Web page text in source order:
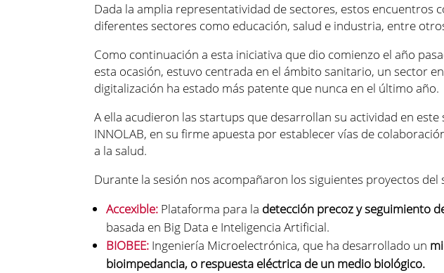
Dada la amplia representatividad de sectores, estos encuentros
diferentes sectores como educación, salud e industria, entre
Como continuación a esta iniciativa que dio comienzo el año
esta ocasión, estuvo centrada en el ámbito sanitario, un sector
digitalización ha estado más patente que nunca en el último año.
A ella acudieron las startups que desarrollan su actividad en
INNOLAB, en su firme apuesta por establecer vías de
a la salud.
Durante la sesión nos acompañaron los siguientes proyectos del
Accexible: Plataforma para la detección precoz y seguimiento
basada en Big Data e Inteligencia Artificial.
BIOBEE: Ingeniería Microelectrónica, que ha desarrollado un
bioimpedancia, o respuesta eléctrica de un medio biológico.